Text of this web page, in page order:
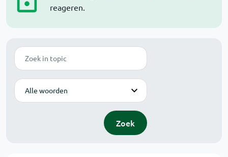
reageren.
Zoek
Modus
Zoek